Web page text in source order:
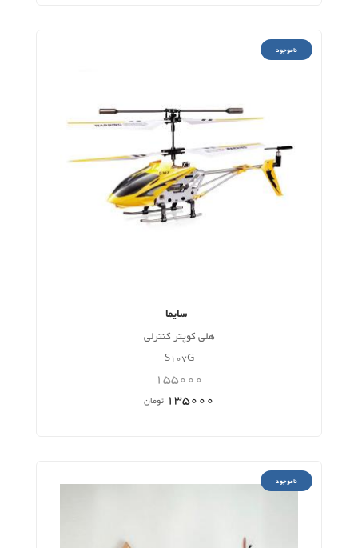
ناموجود
سایما
هلی کوپتر کنترلی
S107G
155000
135000 تومان
ناموجود